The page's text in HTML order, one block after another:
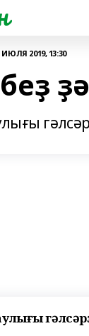
ИЮЛЯ 2019, 13:30